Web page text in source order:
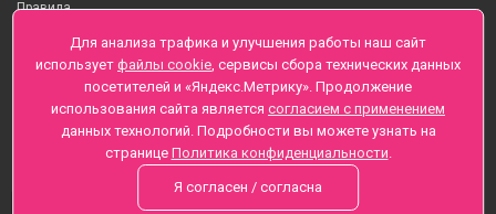
Правила
О Доставке цветов
Оплата
Телеграмм
Санкт-Петербург ул. Заозерная д.6 , Лиговский пр., 65
+7 (812) 425-01-16
Вопросы? Звоните круглосуточно, без выходных
Для анализа трафика и улучшения работы наш сайт
использует файлы cookie, сервисы сбора технических данных
посетителей и «Яндекс.Метрику». Продолжение
использования сайта является согласием с применением
данных технологий. Подробности вы можете узнать на
странице Политика конфиденциальности.
Я согласен / согласна